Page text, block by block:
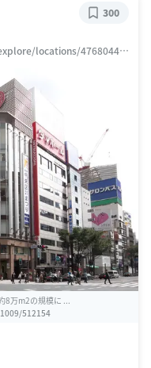
locations/47680443
300
8万m2の規模に ...
512154